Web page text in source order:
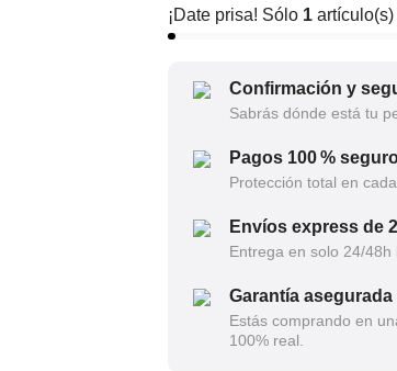
¡Date prisa! Sólo 1
Confirmación y
Sabrás dónde está tu
Pagos 100 %
Protección total en
Envíos express de
Entrega en solo 24/48h
Garantía asegurada
Estás comprando en
100% real.